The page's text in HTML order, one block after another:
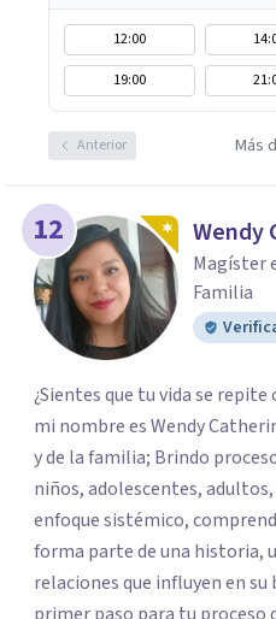
12:00
19:00
Anterior Más
12 Wendy
Magíster
Familia
¿Sientes que tu vida se
mi nombre es Wendy
y de la familia; Brindo
niños, adolescentes,
enfoque sistémico,
forma parte de una historia,
relaciones que influyen en su